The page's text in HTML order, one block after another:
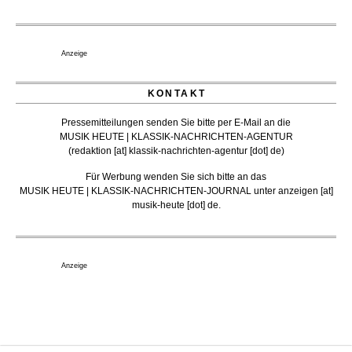
Anzeige
KONTAKT
Pressemitteilungen senden Sie bitte per E-Mail an die
MUSIK HEUTE | KLASSIK-NACHRICHTEN-AGENTUR
(redaktion [at] klassik-nachrichten-agentur [dot] de)
Für Werbung wenden Sie sich bitte an das
MUSIK HEUTE | KLASSIK-NACHRICHTEN-JOURNAL unter anzeigen [at]
musik-heute [dot] de.
Anzeige